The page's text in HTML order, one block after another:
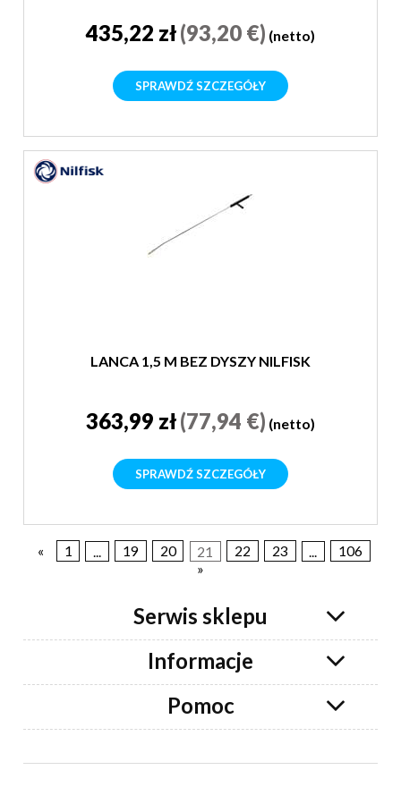
435,22 zł(93,20 €) (netto)
SPRAWDŹ SZCZEGÓŁY
LANCA 1,5 M BEZ DYSZY NILFISK
363,99 zł(77,94 €) (netto)
SPRAWDŹ SZCZEGÓŁY
« 1 19 20 21 22 23
106
»
Serwis sklepu
Informacje
Pomoc